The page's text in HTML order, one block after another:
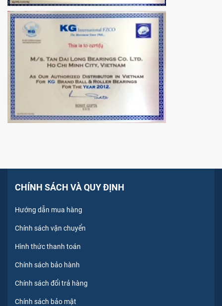
CHÍNH SÁCH VÀ QUY ĐỊNH
Hướng dẫn mua hàng
Chính sách vận chuyển
Hình thức thanh toán
Chính sách bảo hành
Chính sách đổi trả hàng
Chính sách bảo mật